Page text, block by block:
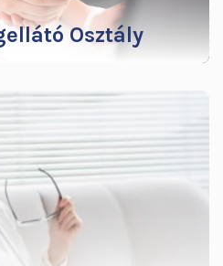
Osztály
meghallani a pozitív
munkát, energiát,
hitet és eltökéltséget.
meg a Térítéses